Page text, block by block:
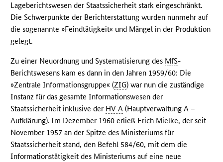
Lageberichtswesen der Staatssicherheit stark eingeschränkt.
Die Schwerpunkte der Berichterstattung wurden nunmehr auf
die sogenannte »Feindtätigkeit« und Mängel in der Produktion
gelegt.
Zu einer Neuordnung und Systematisierung des MfS-
Berichtswesens kam es dann in den Jahren 1959/60: Die
»Zentrale Informationsgruppe« (ZIG) war nun die zuständige
Instanz für das gesamte Informationswesen der
Staatssicherheit inklusive der HV A (Hauptverwaltung A –
Aufklärung). Im Dezember 1960 erließ Erich Mielke, der seit
November 1957 an der Spitze des Ministeriums für
Staatssicherheit stand, den Befehl 584/60, mit dem die
Informationstätigkeit des Ministeriums auf eine neue